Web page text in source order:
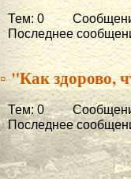
Тем: 0
Последнее
▫ "Как здорово,
Тем: 0
Последнее